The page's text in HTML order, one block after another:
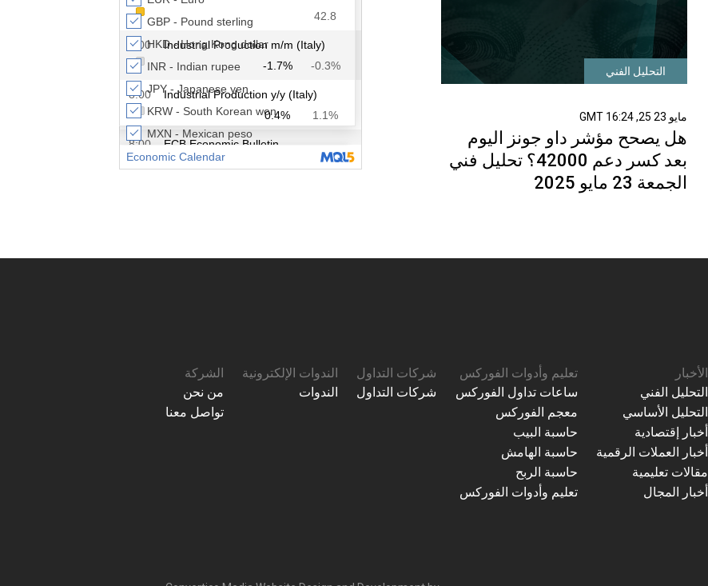
التحليل الفني
مايو 23 25, 16:24 GMT
هل يصحح مؤشر داو جونز اليوم
بعد كسر دعم 42000؟ تحليل فني
الجمعة 23 مايو 2025
الأخبار
التحليل الفني
التحليل الأساسي
أخبار إقتصادية
أخبار العملات الرقمية
مقالات تعليمية
أخبار المجال
تعليم وأدوات الفوركس
ساعات تداول الفوركس
معجم الفوركس
حاسبة البيب
حاسبة الهامش
حاسبة الربح
تعليم وأدوات الفوركس
شركات التداول
شركات التداول
الندوات الإلكترونية
الندوات
الشركة
من نحن
تواصل معنا